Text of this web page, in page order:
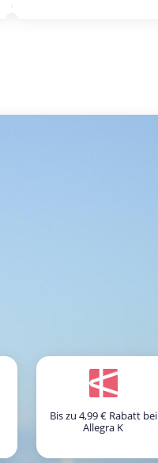
Bis zu 4,99 € Rabatt bei
Allegra K